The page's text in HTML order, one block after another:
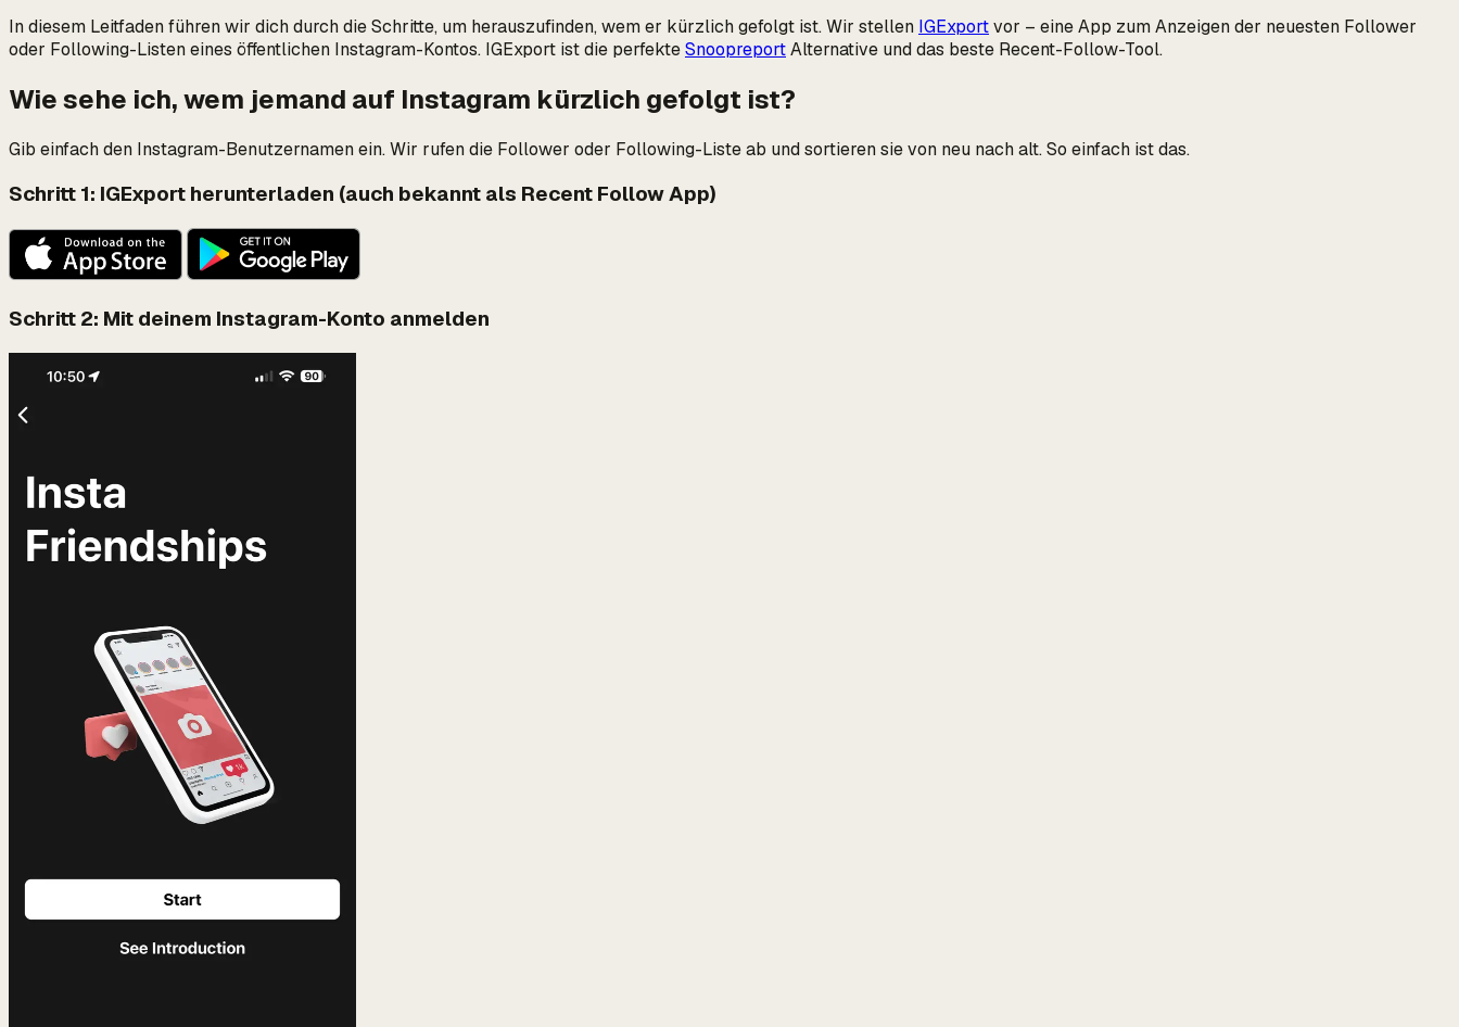
In diesem Leitfaden führen wir dich durch die Schritte, um herauszufinden, wem er kürzlich gefolgt ist. Wir stellen IGExportvor – eine App zum Anzeigen der neuesten Follower
oder Following-Listen eines öffentlichen Instagram-Kontos. IGExport ist die perfekteSnoopreportAlternative und das beste Recent-Follow-Tool.
Wie sehe ich, wem jemand auf Instagram kürzlich gefolgt ist?
Gib einfach den Instagram-Benutzernamen ein. Wir rufen die Follower oder Following-Liste ab und sortieren sie von neu nach alt. So einfach ist das.
Schritt 1: IGExport herunterladen (auch bekannt als Recent Follow App)
Schritt 2: Mit deinem Instagram-Konto anmelden